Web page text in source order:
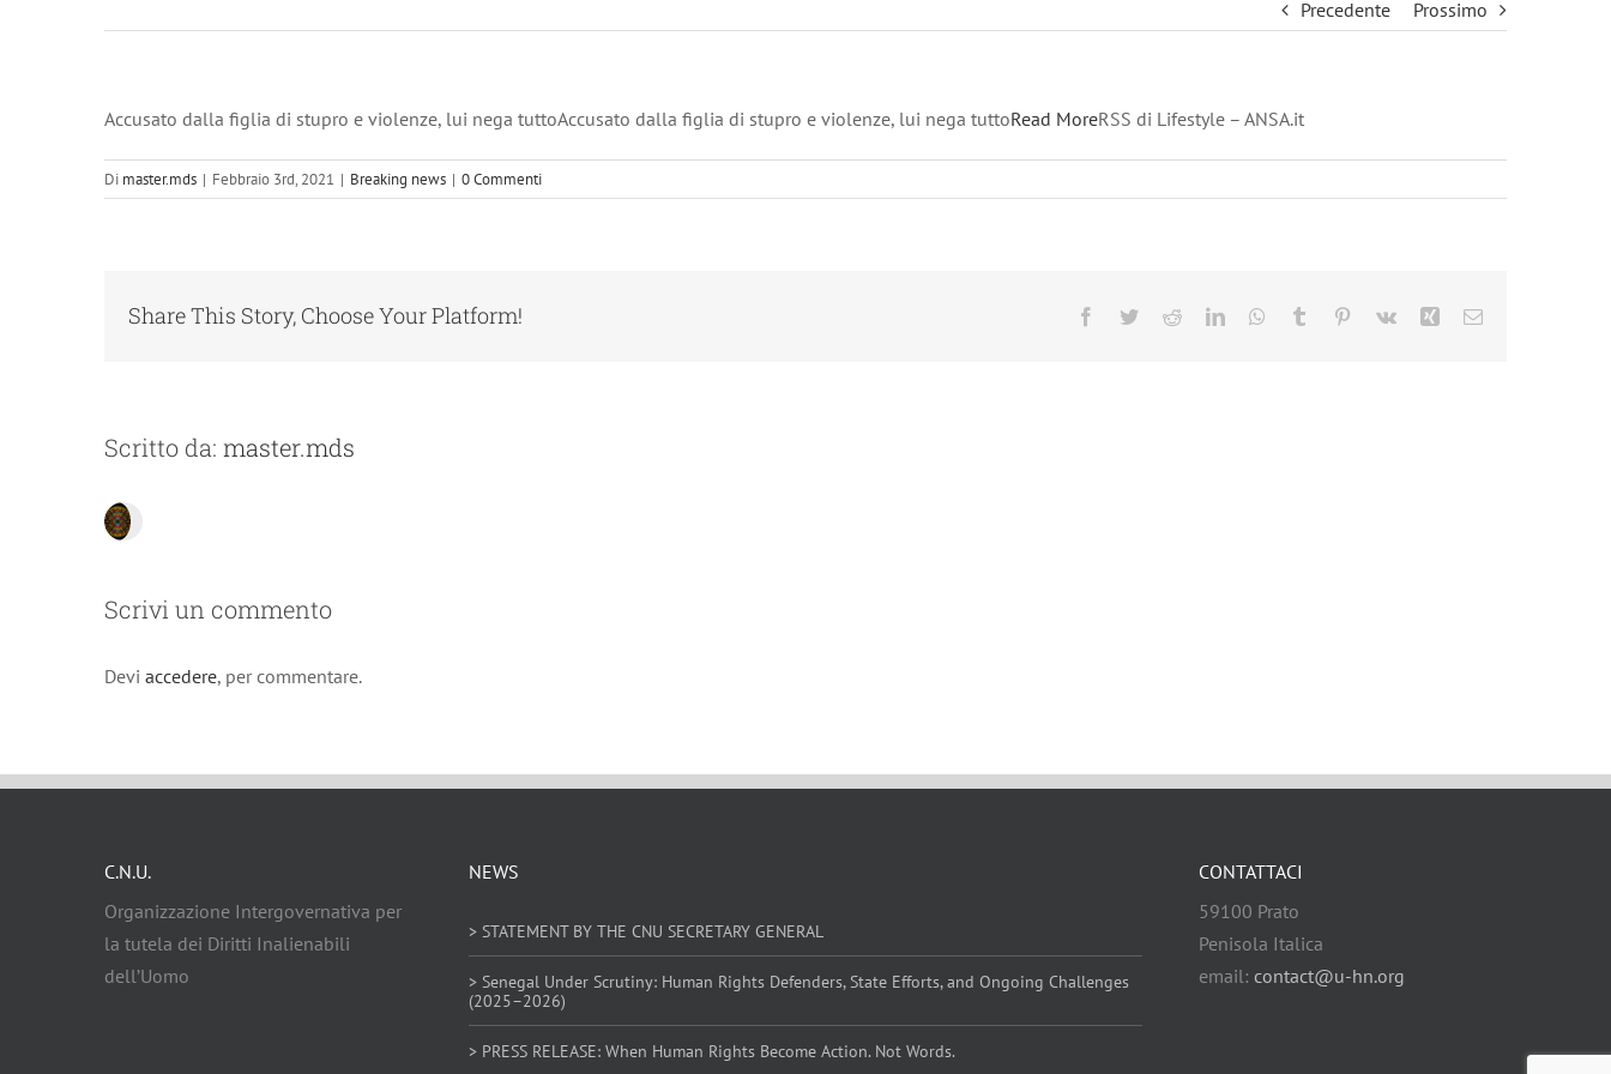
Precedente Prossimo
Accusato dalla figlia di stupro e violenze, lui nega tuttoAccusato dalla figlia di stupro e violenze, lui nega tuttoRead MoreRSS di Lifestyle – ANSA.it
Di master.mds | Febbraio 3rd, 2021 | Breaking news | 0 Commenti
Share This Story, Choose Your Platform! Facebook
TwitterRedditLinkedInWhatsApp
Tumblr Pinterest
Vk Xing Email
Scritto da: master.mds
Scrivi un commento
Devi accedere, per commentare.
C.N.U.
Organizzazione Intergovernativa per
la tutela dei Diritti Inalienabili
dell’Uomo
NEWS
> STATEMENT BY THE CNU SECRETARY GENERAL
> Senegal Under Scrutiny: Human Rights Defenders, State Efforts, and Ongoing Challenges
(2025–2026)
> PRESS RELEASE: When Human Rights Become Action. Not Words.
CONTATTACI
59100 Prato
Penisola Italica
email: contact@u-hn.org